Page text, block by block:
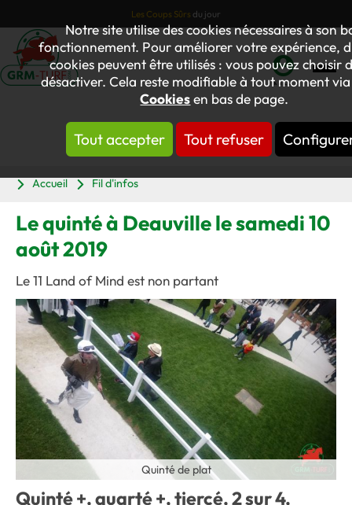
Notre site utilise des cookies nécessaires à son
fonctionnement. Pour améliorer votre expérience,
cookies peuvent être utilisés : vous pouvez choisir
désactiver. Cela reste modifiable à tout moment
Cookiesen bas de page.
Tout accepter Tout refuser
Les Coups Sûrs du jour
Mon
compte
Accueil
Fil d'infos
Le quinté à Deauville le samedi 10
août 2019
Le 11 Land of Mind est non partant
Quinté de plat
Quinté +, quarté +, tiercé, 2 sur 4,